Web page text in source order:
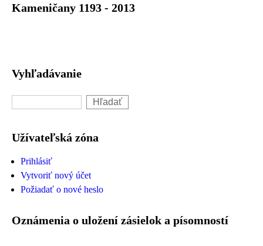
Kameničany 1193 - 2013
Vyhľadávanie
Hľadať
Užívateľská zóna
Prihlásiť
Vytvoriť nový účet
Požiadať o nové heslo
Oznámenia o uložení zásielok a písomností